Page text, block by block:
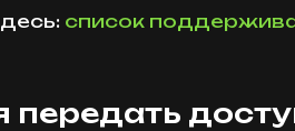
список